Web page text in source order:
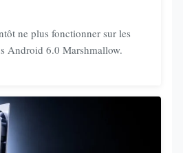
ne plus fonctionner sur les
Android 6.0 Marshmallow.